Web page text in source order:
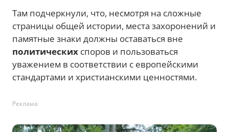
Там подчеркнули, что, несмотря на сложные
страницы общей истории, места захоронений и
памятные знаки должны оставаться вне
политических споров и пользоваться
уважением в соответствии с европейскими
стандартами и христианскими ценностями.
Реклама